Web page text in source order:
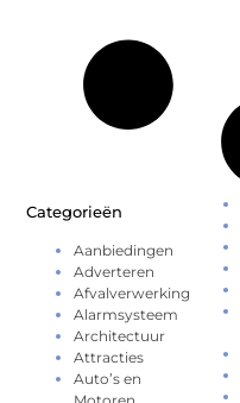
Categorieën
Aanbiedingen
Adverteren
Afvalverwerking
Alarmsysteem
Architectuur
Attracties
Auto’s en